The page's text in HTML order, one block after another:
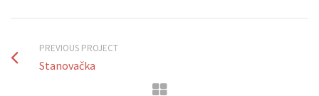
PREVIOUS PROJECT
Stanovačka